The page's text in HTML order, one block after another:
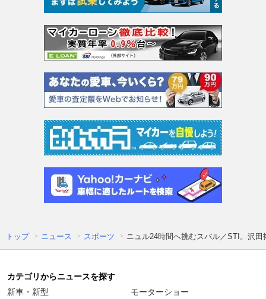
トップ ニュース スポーツ ニュル24時間へ挑むスバル／STI。沢
カテゴリからニュースを探す
新車・新型
モーターショー